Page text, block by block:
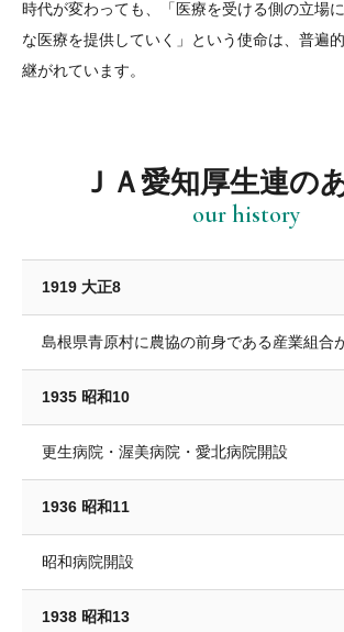
時代が変わっても、「医療を受ける側の立場
な医療を提供していく」という使命は、普遍
継がれています。
ＪＡ愛知厚生連の
our history
1919 大正8
島根県青原村に農協の前身である産業組合
1935 昭和10
更生病院・渥美病院・愛北病院開設
1936 昭和11
昭和病院開設
1938 昭和13